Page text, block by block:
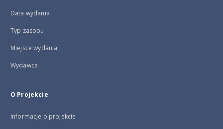
Data wydania
Typ zasobu
Miejsce wydania
Wydawca
O Projekcie
Informacje o projekcie